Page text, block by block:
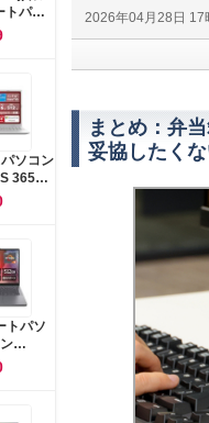
2026年04月28日 17
まとめ：弁
妥協したく
トパソ
イン
5
メラシ
認証 薄
搭載
ルバー
ソコン
365
キ
15.6
ト)
トパソ
3 14.0